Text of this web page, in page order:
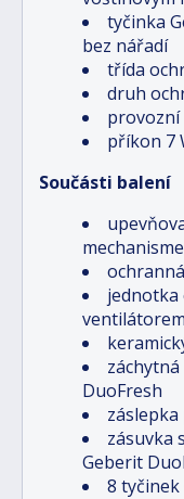
tyčinka
bez nářadí
třída
druh
provozní
příkon 7
Součásti balení
jednotka
ventilátorem
DuoFresh
zásuvka
Geberit
8